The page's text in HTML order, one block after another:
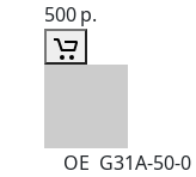
500р.
ОЕ G31A-50-0